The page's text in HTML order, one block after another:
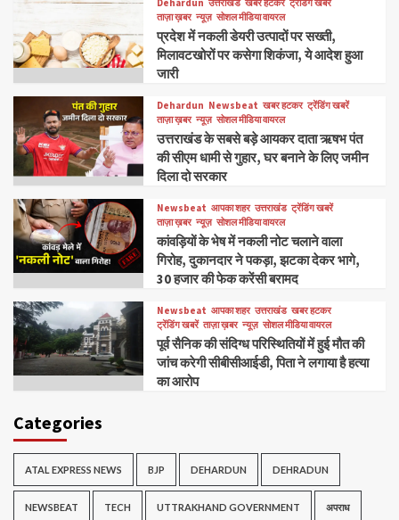
Dehardun उत्तराखंड खबर हटकर ट्रेंडिंग खबरें
ताज़ा ख़बर न्यूज़ सोशल मीडिया वायरल
प्रदेश में नकली डेयरी उत्पादों पर सख्ती,
मिलावटखोरों पर कसेगा शिकंजा, ये आदेश हुआ
जारी
Dehardun Newsbeat खबर हटकर ट्रेंडिंग खबरें
ताज़ा ख़बर न्यूज़ सोशल मीडिया वायरल
उत्तराखंड के सबसे बड़े आयकर दाता ऋषभ पंत
की सीएम धामी से गुहार, घर बनाने के लिए जमीन
दिला दो सरकार
Newsbeat आपका शहर उत्तराखंड ट्रेंडिंग खबरें
ताज़ा ख़बर न्यूज़ सोशल मीडिया वायरल
कांवड़ियों के भेष में नकली नोट चलाने वाला
गिरोह, दुकानदार ने पकड़ा, झटका देकर भागे,
30 हजार की फेक करेंसी बरामद
Newsbeat आपका शहर उत्तराखंड खबर हटकर
ट्रेंडिंग खबरें ताज़ा ख़बर न्यूज़ सोशल मीडिया वायरल
पूर्व सैनिक की संदिग्ध परिस्थितियों में हुई मौत की
जांच करेगी सीबीसीआईडी, पिता ने लगाया है हत्या
का आरोप
Categories
ATAL EXPRESS NEWS BJP DEHARDUN DEHRADUN
NEWSBEAT TECH UTTRAKHAND GOVERNMENT अपराध